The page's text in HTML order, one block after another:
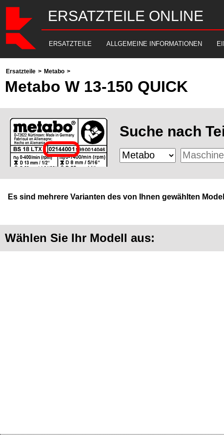
ERSATZTEILE ONLINE
ERSATZTEILE ALLGEMEINE INFORMATIONEN
Ersatzteile > Metabo >
Metabo W 13-150 QUICK
Suche nach
Es sind mehrere Varianten des von Ihnen gewählten
Wählen Sie Ihr Modell aus: